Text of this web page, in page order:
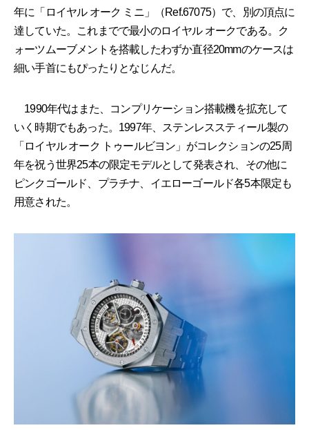
年に「ロイヤル オーク ミニ」（Ref.67075）で、別の頂点に
達していた。これまでで最小のロイヤル オークである。ク
ォーツムーブメントを搭載したわずか直径20mmのケースは
細い手首にもぴったりとなじんだ。
1990年代はまた、コンプリケーション搭載機を拡充して
いく時期でもあった。1997年、ステンレススティール製の
「ロイヤル オーク トゥールビヨン」がコレクションの25周
年を祝う世界25本の限定モデルとして発表され、その他に
ピンクゴールド、プラチナ、イエローゴールド各5本限定も
用意された。